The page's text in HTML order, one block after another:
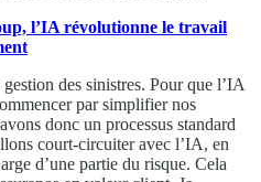
l’IA révolutionne le travail
des sinistres. Pour que l’IA
par simplifier nos
donc un processus standard
court-circuiter avec l’IA, en
d’une partie du risque. Cela